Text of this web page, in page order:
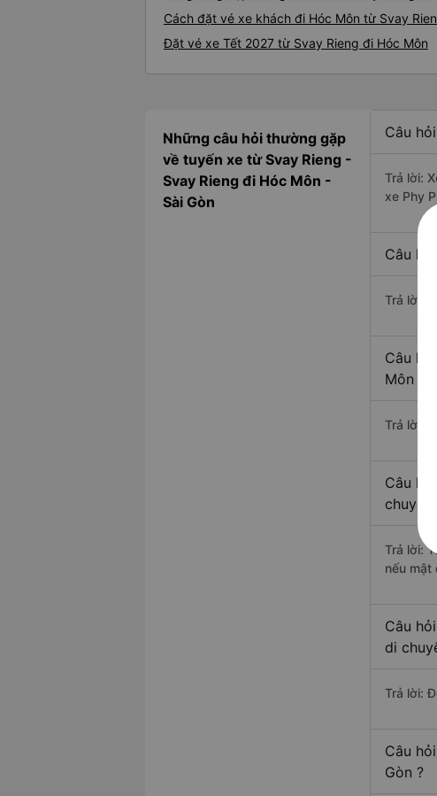
Cách đặt vé xe khách đi Hóc Môn từ Svay
Đặt vé xe Tết 2027 từ Svay Rieng đi Hóc Môn
Những câu hỏi thường gặp
về tuyến xe từ Svay Rieng -
Svay Rieng đi Hóc Môn -
Sài Gòn
Câu
Trả lời:
xe Phy
Câu
Trả lời:
Câu
Môn -
Trả lời:
Câu
chuyển
Trả lời:
nếu mật
Câu
di
Trả lời:
Câu
Gòn ?